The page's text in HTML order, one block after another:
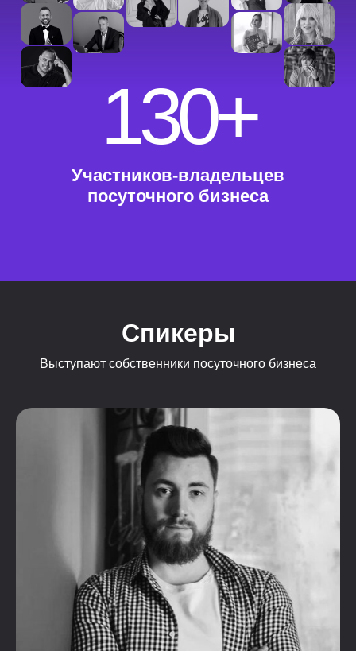
130+
Участников-владельцев
посуточного бизнеса
Спикеры
Выступают собственники посуточного бизнеса